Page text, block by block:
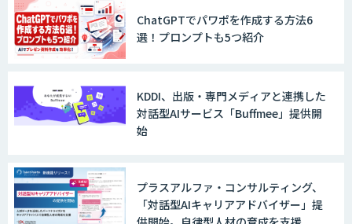
ChatGPTでパワポを作成する方法6
選！プロンプトも5つ紹介
KDDI、出版・専門メディアと連携した
対話型AIサービス「Buffmee」提供開
始
プラスアルファ・コンサルティング、
「対話型AIキャリアアドバイザー」提